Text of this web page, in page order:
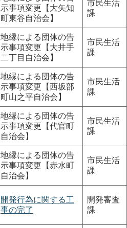
示事項変更【大矢知
町東谷自治会】
市民生活
課
地縁による団体の告
示事項変更【大井手
二丁目自治会】
市民生活
課
地縁による団体の告
示事項変更【西坂部
町山之平自治会】
市民生活
課
地縁による団体の告
示事項変更【代官町
自治会】
市民生活
課
地縁による団体の告
示事項変更【赤水町
自治会】
市民生活
課
開発行為に関する工
事の完了
開発審査
課